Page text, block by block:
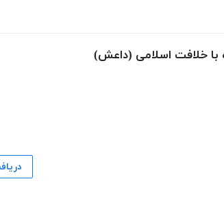
با خلافت اسلامی (داعش)